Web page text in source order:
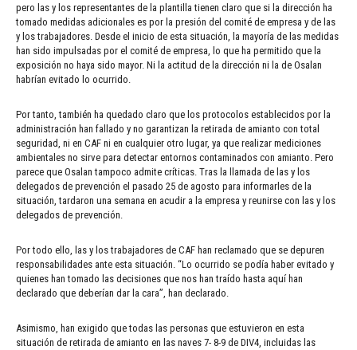
pero las y los representantes de la plantilla tienen claro que si la dirección ha
tomado medidas adicionales es por la presión del comité de empresa y de las
y los trabajadores. Desde el inicio de esta situación, la mayoría de las medidas
han sido impulsadas por el comité de empresa, lo que ha permitido que la
exposición no haya sido mayor. Ni la actitud de la dirección ni la de Osalan
habrían evitado lo ocurrido.
Por tanto, también ha quedado claro que los protocolos establecidos por la
administración han fallado y no garantizan la retirada de amianto con total
seguridad, ni en CAF ni en cualquier otro lugar, ya que realizar mediciones
ambientales no sirve para detectar entornos contaminados con amianto. Pero
parece que Osalan tampoco admite críticas. Tras la llamada de las y los
delegados de prevención el pasado 25 de agosto para informarles de la
situación, tardaron una semana en acudir a la empresa y reunirse con las y los
delegados de prevención.
Por todo ello, las y los trabajadores de CAF han reclamado que se depuren
responsabilidades ante esta situación. “Lo ocurrido se podía haber evitado y
quienes han tomado las decisiones que nos han traído hasta aquí han
declarado que deberían dar la cara”, han declarado.
Asimismo, han exigido que todas las personas que estuvieron en esta
situación de retirada de amianto en las naves 7- 8-9 de DIV4, incluidas las